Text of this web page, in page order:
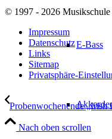
E-Bass
© 1997 - 2026 Musikschule
Impressum
Datenschutz
Links
Sitemap
Privatsphäre-
Probenwochenende „Irish
Nach oben scrollen